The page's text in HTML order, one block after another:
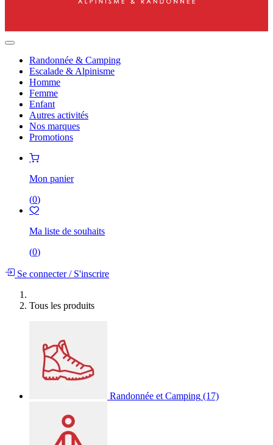
Randonnée & Camping
Escalade & Alpinisme
Homme
Femme
Enfant
Autres activités
Nos marques
Promotions
Mon panier
(0)
Ma liste de souhaits
(0)
Se connecter/S'inscrire
Tous les produits
Randonnée et Camping (17)